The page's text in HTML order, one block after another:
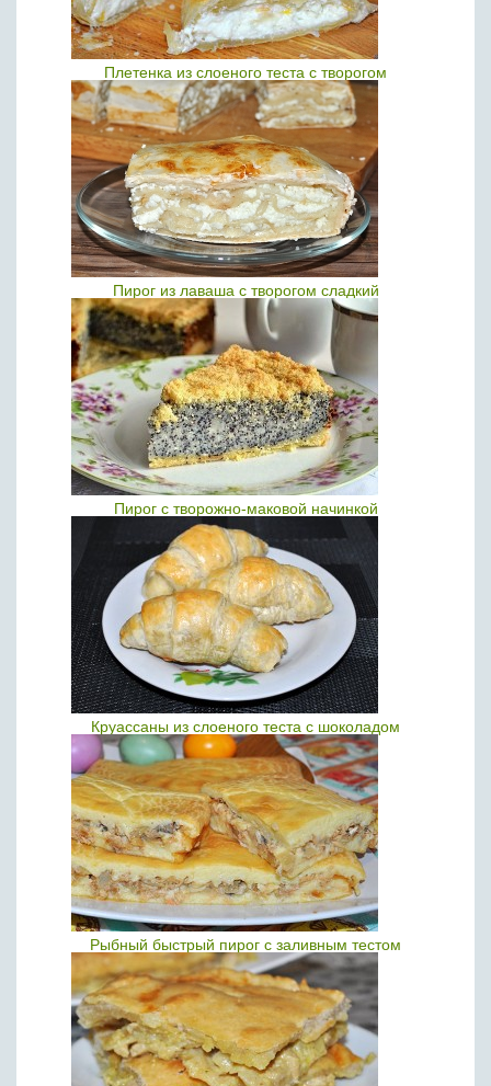
Плетенка из слоеного теста с творогом
Пирог из лаваша с творогом сладкий
Пирог с творожно-маковой начинкой
Круассаны из слоеного теста с шоколадом
Рыбный быстрый пирог с заливным тестом